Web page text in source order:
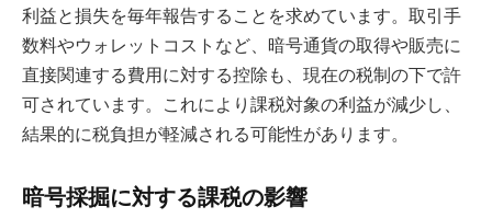
利益と損失を毎年報告することを求めています。取引手
数料やウォレットコストなど、暗号通貨の取得や販売に
直接関連する費用に対する控除も、現在の税制の下で許
可されています。これにより課税対象の利益が減少し、
結果的に税負担が軽減される可能性があります。
暗号採掘に対する課税の影響